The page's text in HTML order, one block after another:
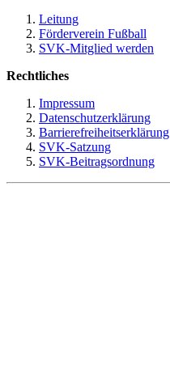
Leitung
Förderverein Fußball
SVK-Mitglied werden
Rechtliches
Impressum
Datenschutzerklärung
Barrierefreiheitserklärung
SVK-Satzung
SVK-Beitragsordnung